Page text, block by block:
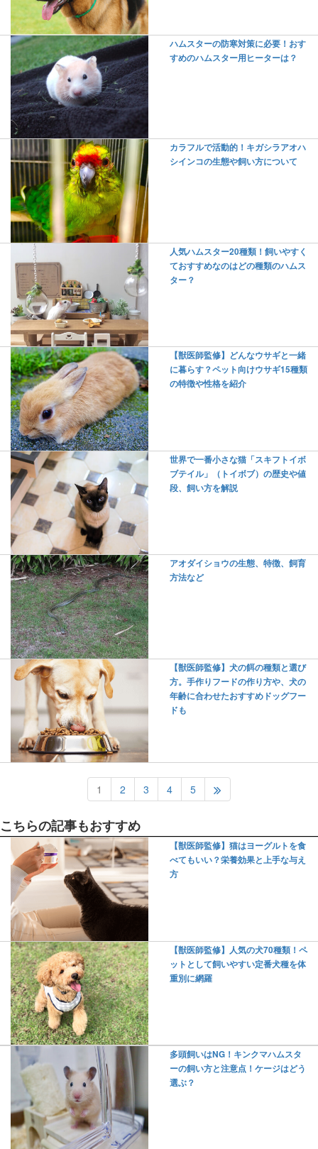
ハムスターの防寒対策に必要！おす
すめのハムスター用ヒーターは？
カラフルで活動的！キガシラアオハ
シインコの生態や飼い方について
人気ハムスター20種類！飼いやすく
ておすすめなのはどの種類のハムス
ター？
【獣医師監修】どんなウサギと一緒
に暮らす？ペット向けウサギ15種類
の特徴や性格を紹介
世界で一番小さな猫「スキフトイボ
ブテイル」（トイボブ）の歴史や値
段、飼い方を解説
アオダイショウの生態、特徴、飼育
方法など
【獣医師監修】犬の餌の種類と選び
方。手作りフードの作り方や、犬の
年齢に合わせたおすすめドッグフー
ドも
1 2 3 4 5
こちらの記事もおすすめ
【獣医師監修】猫はヨーグルトを食
べてもいい？栄養効果と上手な与え
方
【獣医師監修】人気の犬70種類！ペ
ットとして飼いやすい定番犬種を体
重別に網羅
多頭飼いはNG！キンクマハムスタ
ーの飼い方と注意点！ケージはどう
選ぶ？